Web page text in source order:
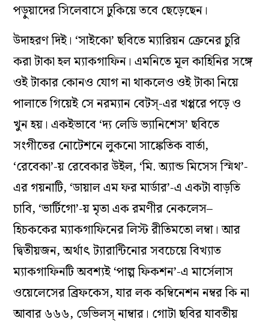
পড়ুয়াদের সিলেবাসে ঢুকিয়ে তবে ছেড়েছেন।
উদাহরণ দিই। ‘সাইকো’ ছবিতে ম্যারিয়ন ক্রেনের চুরি
করা টাকা হল ম্যাকগাফিন। এমনিতে মূল কাহিনির সঙ্গে
ওই টাকার কোনও যোগ না থাকলেও ওই টাকা নিয়ে
পালাতে গিয়েই সে নরম্যান বেটস্-এর খপ্পরে পড়ে ও
খুন হয়। একইভাবে ‘দ্য লেডি ভ্যানিশেস’ ছবিতে
সংগীতের নোটেশনে লুকনো সাঙ্কেতিক বার্তা,
‘রেবেকা’-য় রেবেকার উইল, ‘মি. অ্যান্ড মিসেস স্মিথ’-
এর গয়নাটি, ‘ডায়াল এম ফর মার্ডার’-এ একটা বাড়তি
চাবি, ‘ভার্টিগো’-য় মৃতা এক রমণীর নেকলেস–
হিচককের ম্যাকগাফিনের লিস্ট রীতিমতো লম্বা। আর
দ্বিতীয়জন, অর্থাৎ ট্যারান্টিনোর সবচেয়ে বিখ্যাত
ম্যাকগাফিনটি অবশ্যই ‘পাল্প ফিকশন’-এ মার্সেলাস
ওয়েলেসের ব্রিফকেস, যার লক কম্বিনেশন নম্বর কি না
আবার ৬৬৬, ডেভিলস্ নাম্বার। গোটা ছবির যাবতীয়